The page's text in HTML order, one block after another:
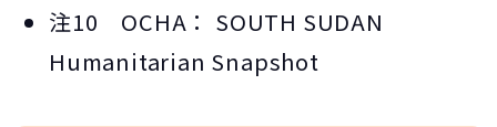
注10 OCHA： SOUTH SUDAN
Humanitarian Snapshot